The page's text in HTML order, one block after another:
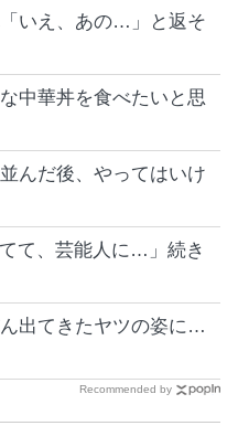
いえ、あの…」と返そ
中華丼を食べたいと思
んだ後、やってはいけ
て、芸能人に…」続き
出てきたヤツの姿に…
Recommended by